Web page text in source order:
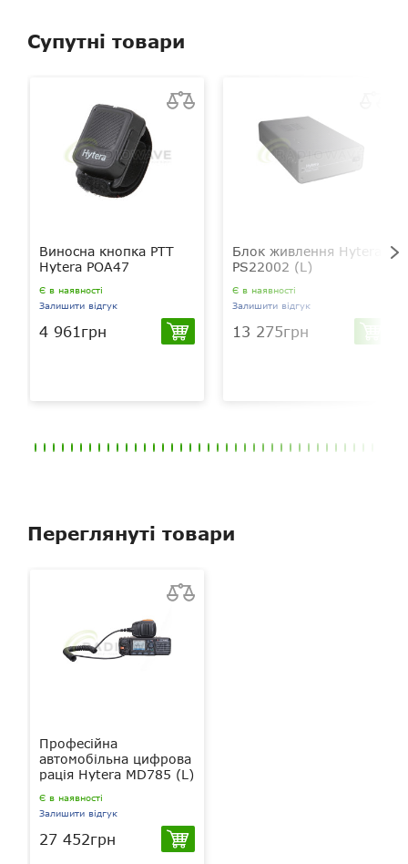
Супутні товари
Виносна кнопка РТТ
Hytera POA47
Є в наявності
Залишити відгук
4 961грн
Блок живлення Hytera
PS22002 (L)
Є в наявності
Залишити відгук
13 275грн
Переглянуті товари
Професійна
автомобільна цифрова
рація Hytera MD785 (L)
Є в наявності
Залишити відгук
27 452грн